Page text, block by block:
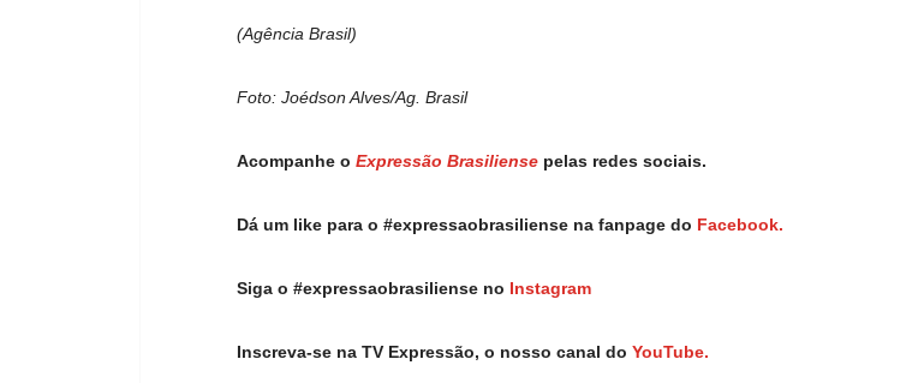
(Agência Brasil)
Foto: Joédson Alves/Ag. Brasil
Acompanhe o Expressão Brasiliense pelas redes sociais.
Dá um like para o #expressaobrasiliense na fanpage do Facebook.
Siga o #expressaobrasiliense no Instagram
Inscreva-se na TV Expressão, o nosso canal do YouTube.